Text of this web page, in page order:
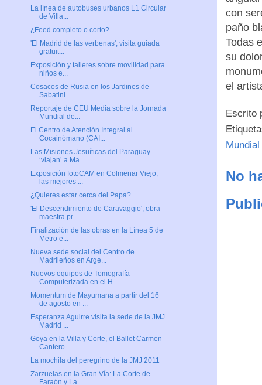
con
paño
Todas
su
el
Escrito
No
La línea de autobuses urbanos L1 Circular
de Villa...
¿Feed completo o corto?
'El Madrid de las verbenas', visita guiada
gratuit...
Exposición y talleres sobre movilidad para
niños e...
Cosacos de Rusia en los Jardines de
Sabatini
Reportaje de CEU Media sobre la Jornada
Mundial de...
El Centro de Atención Integral al
Cocainómano (CAI...
Las Misiones Jesuíticas del Paraguay
‘viajan’ a Ma...
Exposición fotoCAM en Colmenar Viejo,
las mejores ...
¿Quieres estar cerca del Papa?
'El Descendimiento de Caravaggio', obra
maestra pr...
Finalización de las obras en la Línea 5 de
Metro e...
Nueva sede social del Centro de
Madrileños en Arge...
Nuevos equipos de Tomografía
Computerizada en el H...
Momentum de Mayumana a partir del 16
de agosto en ...
Esperanza Aguirre visita la sede de la JMJ
Madrid ...
Goya en la Villa y Corte, el Ballet Carmen
Cantero...
La mochila del peregrino de la JMJ 2011
Zarzuelas en la Gran Vía: La Corte de
Faraón y La ...